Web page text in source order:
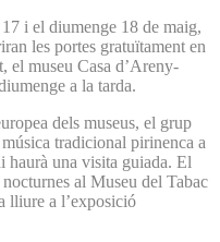
i el diumenge 18 de maig,
les portes gratuïtament en
el museu Casa d’Areny-
a la tarda.
dels museus, el grup
tradicional pirinenca a
haurà una visita guiada. El
al Museu del Tabac
lliure a l’exposició